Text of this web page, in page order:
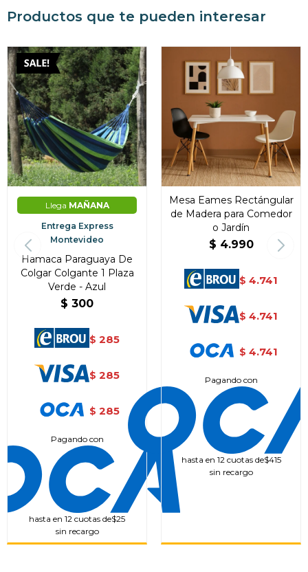
Productos que te pueden interesar
Llega MAÑANA
Entrega Express
Montevideo
Hamaca Paraguaya De
Colgar Colgante 1 Plaza
Verde - Azul
$ 300
$ 285
$ 285
$ 285
Pagando con
hasta en 12 cuotas de$25
sin recargo
Mesa Eames Rectángular
de Madera para Comedor
o Jardín
$ 4.990
$ 4.741
$ 4.741
$ 4.741
Pagando con
hasta en 12 cuotas de$415
sin recargo